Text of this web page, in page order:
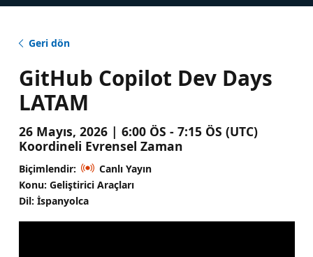
Geri dön
GitHub Copilot Dev Days
LATAM
26 Mayıs, 2026 | 6:00 ÖS - 7:15 ÖS (UTC)
Koordineli Evrensel Zaman
Biçimlendir:
Canlı Yayın
Konu: Geliştirici Araçları
Dil: İspanyolca